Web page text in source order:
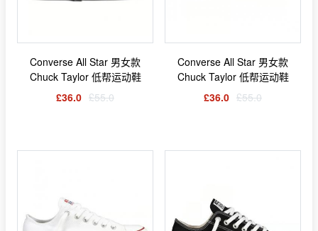
Converse All Star 男女款
Chuck Taylor 低帮运动鞋
£36.0 £55.0
Converse All Star 男女款
Chuck Taylor 低帮运动鞋
£36.0 £55.0